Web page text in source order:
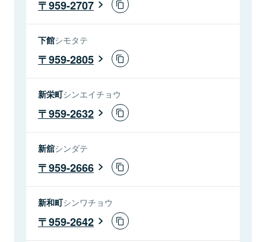
959-2707
下館シモタテ
959-2805
新栄町シンエイチョウ
959-2632
新舘シンダテ
959-2666
新和町シンワチョウ
959-2642